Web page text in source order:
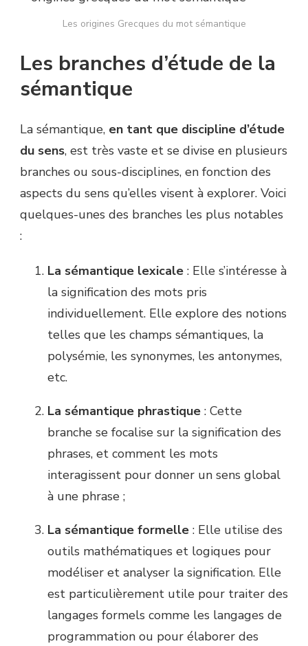
Les origines Grecques du mot sémantique
Les branches d’étude de la
sémantique
La sémantique, en tant que discipline d’étude
du sens, est très vaste et se divise en plusieurs
branches ou sous-disciplines, en fonction des
aspects du sens qu’elles visent à explorer. Voici
quelques-unes des branches les plus notables
:
La sémantique lexicale : Elle s’intéresse à
la signification des mots pris
individuellement. Elle explore des notions
telles que les champs sémantiques, la
polysémie, les synonymes, les antonymes,
etc.
La sémantique phrastique : Cette
branche se focalise sur la signification des
phrases, et comment les mots
interagissent pour donner un sens global
à une phrase ;
La sémantique formelle : Elle utilise des
outils mathématiques et logiques pour
modéliser et analyser la signification. Elle
est particulièrement utile pour traiter des
langages formels comme les langages de
programmation ou pour élaborer des